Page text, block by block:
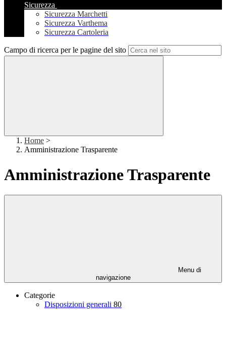
Sicurezza
Sicurezza Marchetti
Sicurezza Varthema
Sicurezza Cartoleria
Campo di ricerca per le pagine del sito
Home >
Amministrazione Trasparente
Amministrazione Trasparente
Menu di
navigazione
Categorie
Disposizioni generali 80